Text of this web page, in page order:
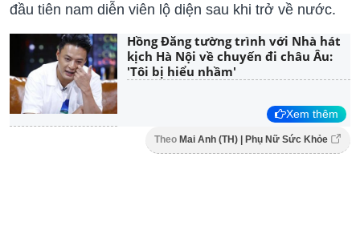
đầu tiên nam diễn viên lộ diện sau khi trở về nước.
Hồng Đăng tường trình với Nhà hát
kịch Hà Nội về chuyến đi châu Âu:
'Tôi bị hiểu nhầm'
Xem thêm
Theo Mai Anh (TH) | Phụ Nữ Sức Khỏe